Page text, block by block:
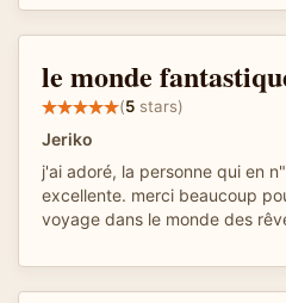
le monde
(5 stars)
Jeriko
j'ai adoré, la personne qui en
excellente. merci beaucoup
voyage dans le monde des